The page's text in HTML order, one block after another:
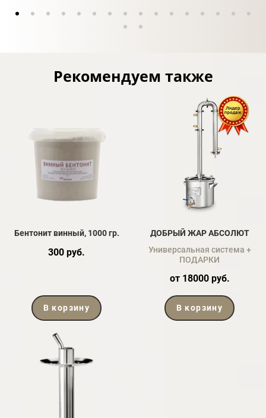
Рекомендуем также
Бентонит винный, 1000 гр.
300 руб.
В корзину
ДОБРЫЙ ЖАР АБСОЛЮТ
Универсальная система +
ПОДАРКИ
от 18000 руб.
В корзину